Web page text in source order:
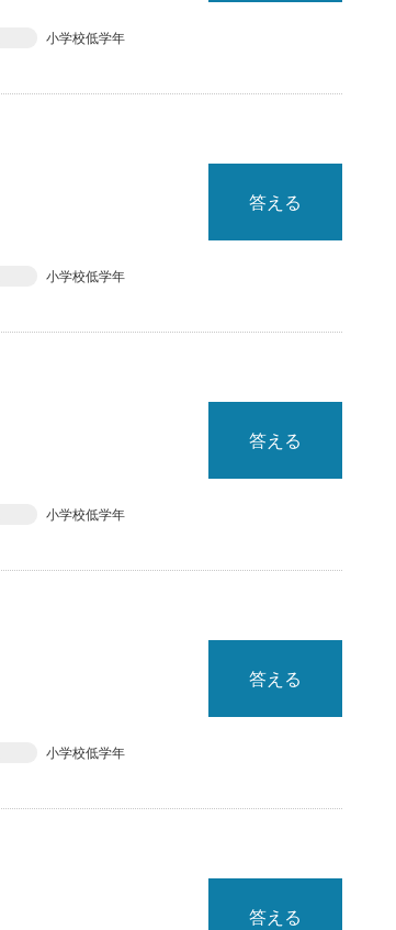
小学校低学年
答える
小学校低学年
答える
小学校低学年
答える
小学校低学年
答える